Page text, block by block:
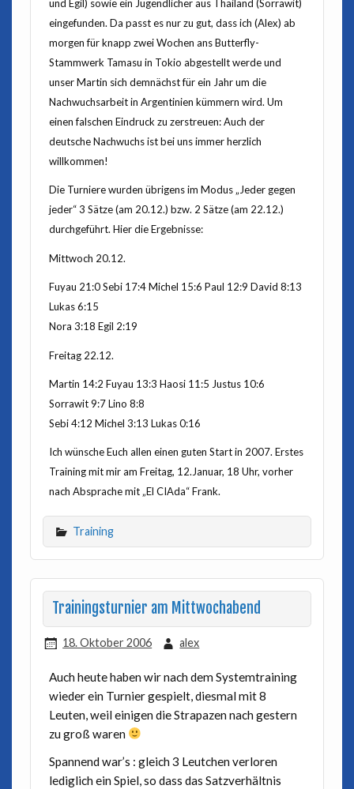
und Egil) sowie ein Jugendlicher aus Thailand (Sorrawit)
eingefunden. Da passt es nur zu gut, dass ich (Alex) ab
morgen für knapp zwei Wochen ans Butterfly-
Stammwerk Tamasu in Tokio abgestellt werde und
unser Martin sich demnächst für ein Jahr um die
Nachwuchsarbeit in Argentinien kümmern wird. Um
einen falschen Eindruck zu zerstreuen: Auch der
deutsche Nachwuchs ist bei uns immer herzlich
willkommen!
Die Turniere wurden übrigens im Modus „Jeder gegen
jeder“ 3 Sätze (am 20.12.) bzw. 2 Sätze (am 22.12.)
durchgeführt. Hier die Ergebnisse:
Mittwoch 20.12.
Fuyau 21:0 Sebi 17:4 Michel 15:6 Paul 12:9 David 8:13
Lukas 6:15
Nora 3:18 Egil 2:19
Freitag 22.12.
Martin 14:2 Fuyau 13:3 Haosi 11:5 Justus 10:6
Sorrawit 9:7 Lino 8:8
Sebi 4:12 Michel 3:13 Lukas 0:16
Ich wünsche Euch allen einen guten Start in 2007. Erstes
Training mit mir am Freitag, 12.Januar, 18 Uhr, vorher
nach Absprache mit „El CIAda“ Frank.
Training
Trainingsturnier am Mittwochabend
18. Oktober 2006 alex
Auch heute haben wir nach dem Systemtraining
wieder ein Turnier gespielt, diesmal mit 8
Leuten, weil einigen die Strapazen nach gestern
zu groß waren
Spannend war’s : gleich 3 Leutchen verloren
lediglich ein Spiel, so dass das Satzverhältnis